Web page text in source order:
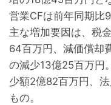
営業CFは前年同期比
主な増加要因は、税
64百万円、減価償却
の減少13億25百万円
少額2億82百万円、
もの。